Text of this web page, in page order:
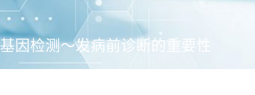
因检测～发病前诊断的重要性